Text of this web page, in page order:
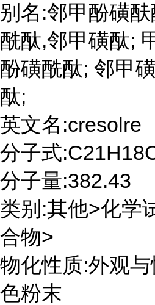
别名:邻甲酚磺
酰酞,邻甲磺酞;
酚磺酰酞; 邻甲
酞;
英文名:cresolre
分子式
分子量:382.43
类别:其他>化学
合物>
物化性质:外观
色粉末